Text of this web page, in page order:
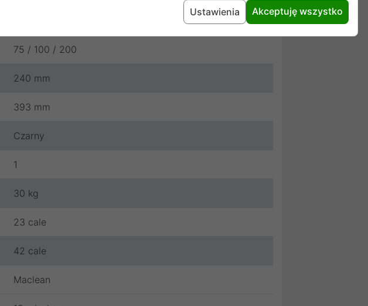
75 / 100 / 200
240 mm
393 mm
Czarny
1
30 kg
23 cale
42 cale
Maclean
Ustawienia Akceptuję wszystko